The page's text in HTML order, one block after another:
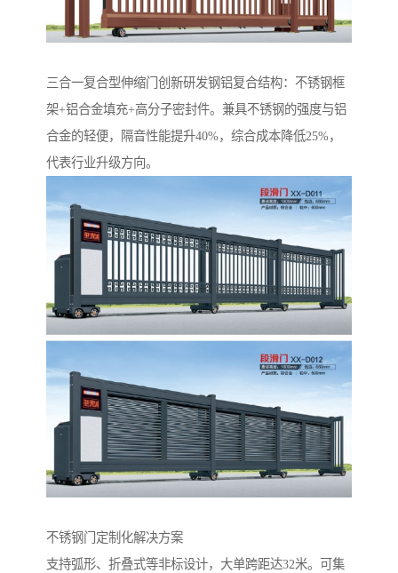
‌三合一复合型伸缩门‌创新研发钢铝复合结构：不锈钢框
架+铝合金填充+高分子密封件。兼具不锈钢的强度与铝
合金的轻便，隔音性能提升40%，综合成本降低25%，
代表行业升级方向。
不锈钢门定制化解决方案‌
支持弧形、折叠式等非标设计，大单跨距达32米。可集